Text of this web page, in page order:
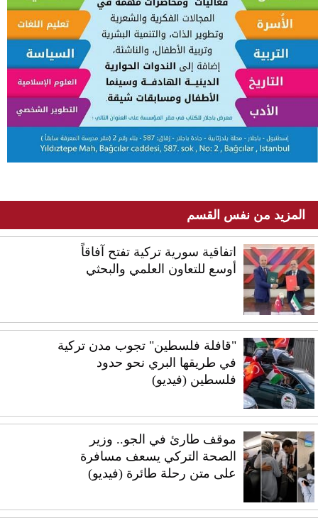
المزيد من نفس القسم
اتفاقية سورية تركية تفتح آفاقاً
أوسع للتعاون العلمي والبحثي
"قافلة فلسطين" تجوب مدن تركية
في طريقها البري نحو حدود
فلسطين (فيديو)
موقف طارئ في الجو.. وزير
الصحة التركي يسعف مسافرة
على متن رحلة طائرة (فيديو)